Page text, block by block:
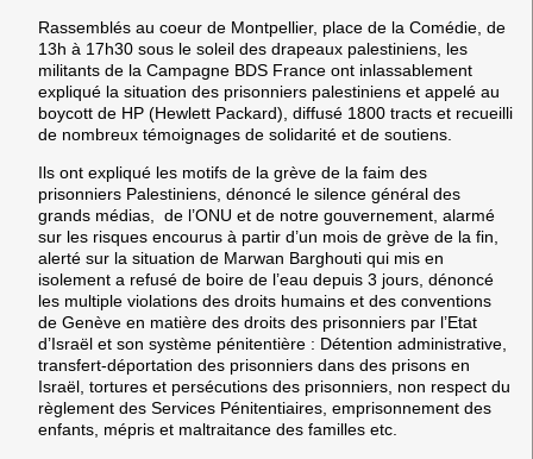
Rassemblés au coeur de Montpellier, place de la Comédie, de
13h à 17h30 sous le soleil des drapeaux palestiniens, les
militants de la Campagne BDS France ont inlassablement
expliqué la situation des prisonniers palestiniens et appelé au
boycott de HP (Hewlett Packard), diffusé 1800 tracts et recueilli
de nombreux témoignages de solidarité et de soutiens.
Ils ont expliqué les motifs de la grève de la faim des
prisonniers Palestiniens, dénoncé le silence général des
grands médias, de l’ONU et de notre gouvernement, alarmé
sur les risques encourus à partir d’un mois de grève de la fin,
alerté sur la situation de Marwan Barghouti qui mis en
isolement a refusé de boire de l’eau depuis 3 jours, dénoncé
les multiple violations des droits humains et des conventions
de Genève en matière des droits des prisonniers par l’Etat
d’Israël et son système pénitentière : Détention administrative,
transfert-déportation des prisonniers dans des prisons en
Israël, tortures et persécutions des prisonniers, non respect du
règlement des Services Pénitentiaires, emprisonnement des
enfants, mépris et maltraitance des familles etc.